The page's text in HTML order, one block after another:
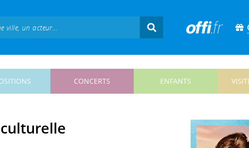
CONCERTS ENFANTS